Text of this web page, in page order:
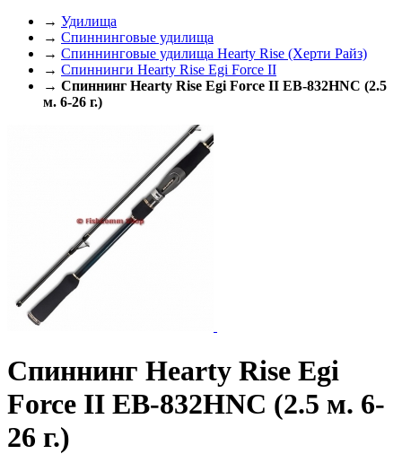
→ Удилища
→ Спиннинговые удилища
→ Спиннинговые удилища Hearty Rise (Херти Райз)
→ Спиннинги Hearty Rise Egi Force II
→ Спиннинг Hearty Rise Egi Force II EB-832HNC (2.5
м. 6-26 г.)
Спиннинг Hearty Rise Egi
Force II EB-832HNC (2.5 м. 6-
26 г.)